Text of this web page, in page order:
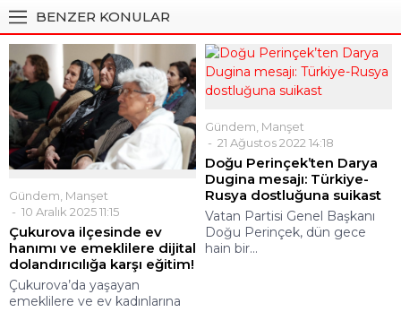
BENZER KONULAR
Gündem Manşet
10 Aralık 2025 11:15
Çukurova ilçesinde ev
hanımı ve emeklilere dijital
dolandırıcılığa karşı eğitim!
Çukurova’da yaşayan
emeklilere ve ev kadınlarına
Gündem, Manşet
21 Ağustos 2022 14:18
Doğu Perinçek’ten Darya
Dugina mesajı: Türkiye-
Rusya dostluğuna suikast
Vatan Partisi Genel Başkanı
Doğu Perinçek, dün gece
hain bir...